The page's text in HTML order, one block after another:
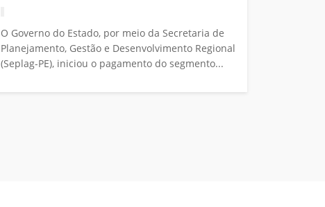
O Governo do Estado, por meio da Secretaria de
Planejamento, Gestão e Desenvolvimento Regional
(Seplag-PE), iniciou o pagamento do segmento...